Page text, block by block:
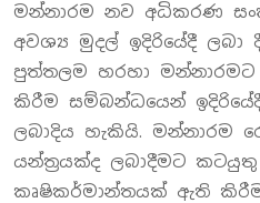
මන්නාරම නව අධිකරණ
අවශ්‍ය මුදල් ඉදිරියේදී ලබා
පුත්තලම හරහා
කිරීම සම්බන්ධයෙන්
ලබාදිය හැකියි. මන්නාරම
යන්ත්‍රයක්ද ලබාදීමට
කෘෂිකර්මාන්තයක් ඇති